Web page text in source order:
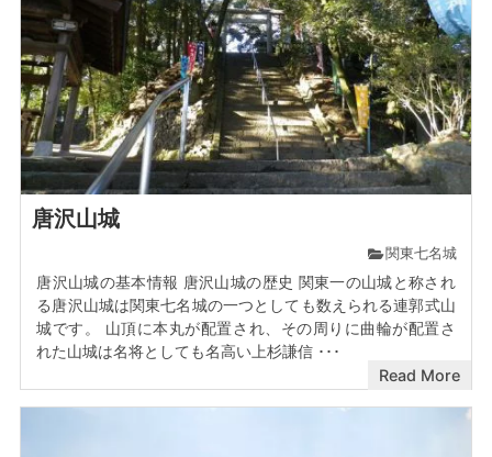
唐沢山城
関東七名城
唐沢山城の基本情報 唐沢山城の歴史 関東一の山城と称され
る唐沢山城は関東七名城の一つとしても数えられる連郭式山
城です。 山頂に本丸が配置され、その周りに曲輪が配置さ
れた山城は名将としても名高い上杉謙信 ･･･
Read More